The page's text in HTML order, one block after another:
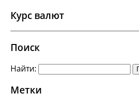
Курс валют
Поиск
Найти:
Метки